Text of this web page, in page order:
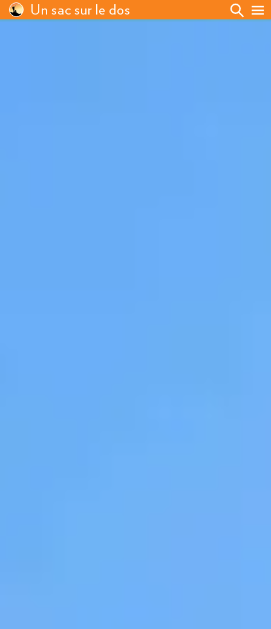
Un sac sur le dos